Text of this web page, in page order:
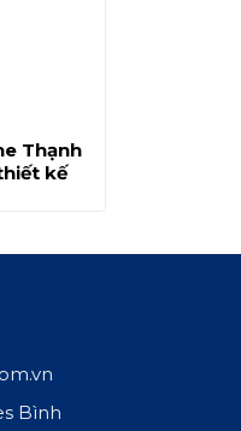
Thạnh
kế
Bình